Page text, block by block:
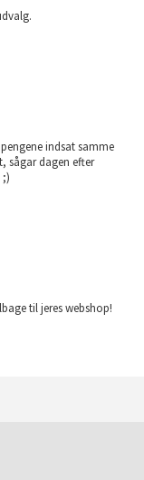
indsat samme
sågar dagen efter
;)
til jeres webshop!